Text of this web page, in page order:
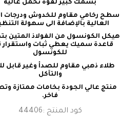
بسمك كبير لقوة تحمل عالية
سطح رخامي مقاوم للخدوش ودرجات
العالية بالإضافة الى سهولة
هيكل الكونسول من الفولاذ المتين
قاعدة سميك يعطي ثبات واستقرار
للكونسول
طلاء ذهبي مقاوم للصدأ وغير قابل
والتآكل
منتج عالي الجودة بخامات ممتازة
فاخر.
كود المنتج :44406